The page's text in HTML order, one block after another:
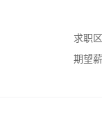
求职区
期望薪